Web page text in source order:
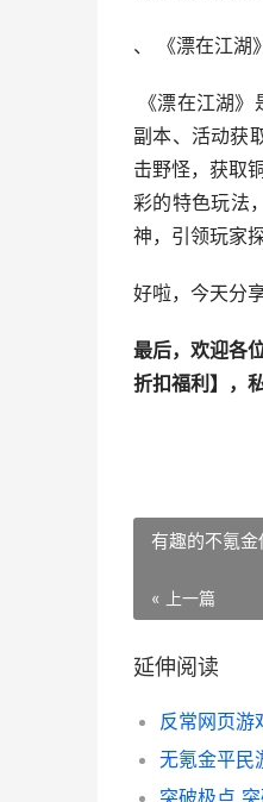
、 《漂在江湖》
《漂在江湖
副本、活动获
击野怪，获取
彩的特色玩法
神，引领玩家
好啦，今天分
最后，欢迎各
折扣福利 】，
有趣的不氪
« 上一篇
延伸阅读
突破极点